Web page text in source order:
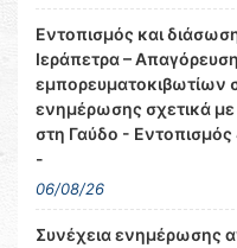
Εντοπισμός και
Ιεράπετρα –
εμπορευματοκιβωτίων
ενημέρωσης σχετικά
στη Γαύδο -
-
06/08/26
Συνέχεια ενημέρωσης